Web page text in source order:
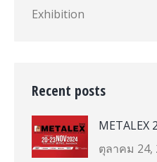
Exhibition
Recent posts
METALEX
ตุลาคม 24,